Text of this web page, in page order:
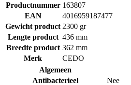
Productnummer 163807
EAN
4016959187477
Gewicht product 2300 gr
Lengte product 436 mm
Breedte product 362 mm
Merk
CEDO
Algemeen
Antibacterieel
Nee